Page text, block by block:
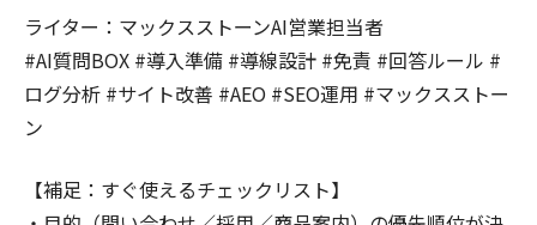
ライター：マックスストーンAI営業担当者
#AI質問BOX #導入準備 #導線設計 #免責 #回答ルール #
ログ分析 #サイト改善 #AEO #SEO運用 #マックスストー
ン
【補足：すぐ使えるチェックリスト】